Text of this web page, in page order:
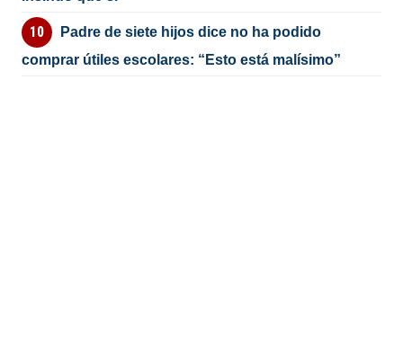
Padre de siete hijos dice no ha podido
comprar útiles escolares: “Esto está malísimo”